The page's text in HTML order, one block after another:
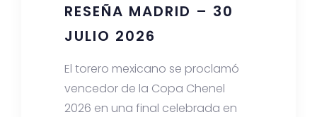
RESEÑA MADRID – 30
JULIO 2026
El torero mexicano se proclamó
vencedor de la Copa Chenel
2026 en una final celebrada en